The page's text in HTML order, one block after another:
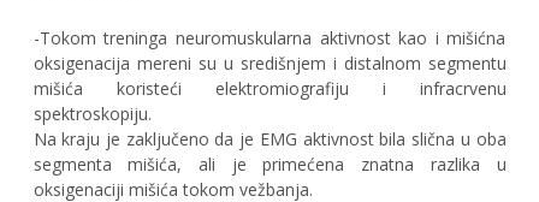
-Tokom treninga neuromuskularna aktivnost kao i mišićna
oksigenacija mereni su u središnjem i distalnom segmentu
mišića koristeći elektromiografiju i infracrvenu
spektroskopiju.
Na kraju je zaključeno da je EMG aktivnost bila slična u oba
segmenta mišića, ali je primećena znatna razlika u
oksigenaciji mišića tokom vežbanja.